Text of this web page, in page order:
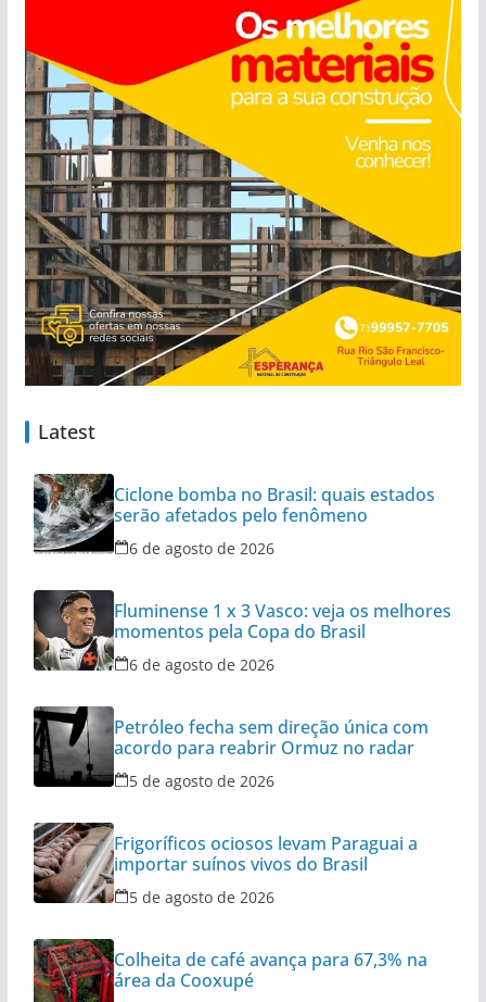
Latest
Ciclone bomba no Brasil: quais estados
serão afetados pelo fenômeno
6 de agosto de 2026
Fluminense 1 x 3 Vasco: veja os melhores
momentos pela Copa do Brasil
6 de agosto de 2026
Petróleo fecha sem direção única com
acordo para reabrir Ormuz no radar
5 de agosto de 2026
Frigoríficos ociosos levam Paraguai a
importar suínos vivos do Brasil
5 de agosto de 2026
Colheita de café avança para 67,3% na
área da Cooxupé